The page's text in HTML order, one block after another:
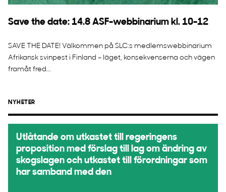
Save the date: 14.8 ASF-webbinarium kl. 10-12
SAVE THE DATE! Välkommen på SLC:s medlemswebbinarium
Afrikansk svinpest i Finland – läget, konsekvenserna och vägen
framåt fred...
NYHETER
Utlåtande om utkastet till regeringens
proposition med förslag till lag om ändring av
skogslagen och utkastet till förordningar som
har samband med den